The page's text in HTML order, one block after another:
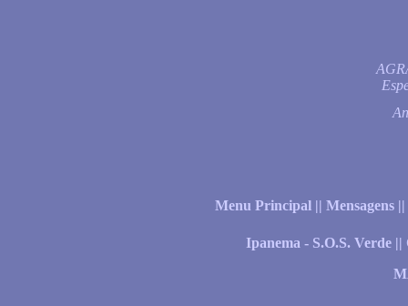
Menu Principal || Mensagens||
Ipanema - S.O.S. Verde ||